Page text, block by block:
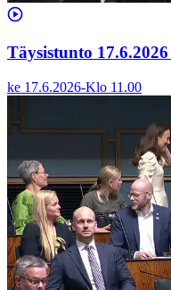
Täysistunto
ke 17.6.2026-Klo 11.00